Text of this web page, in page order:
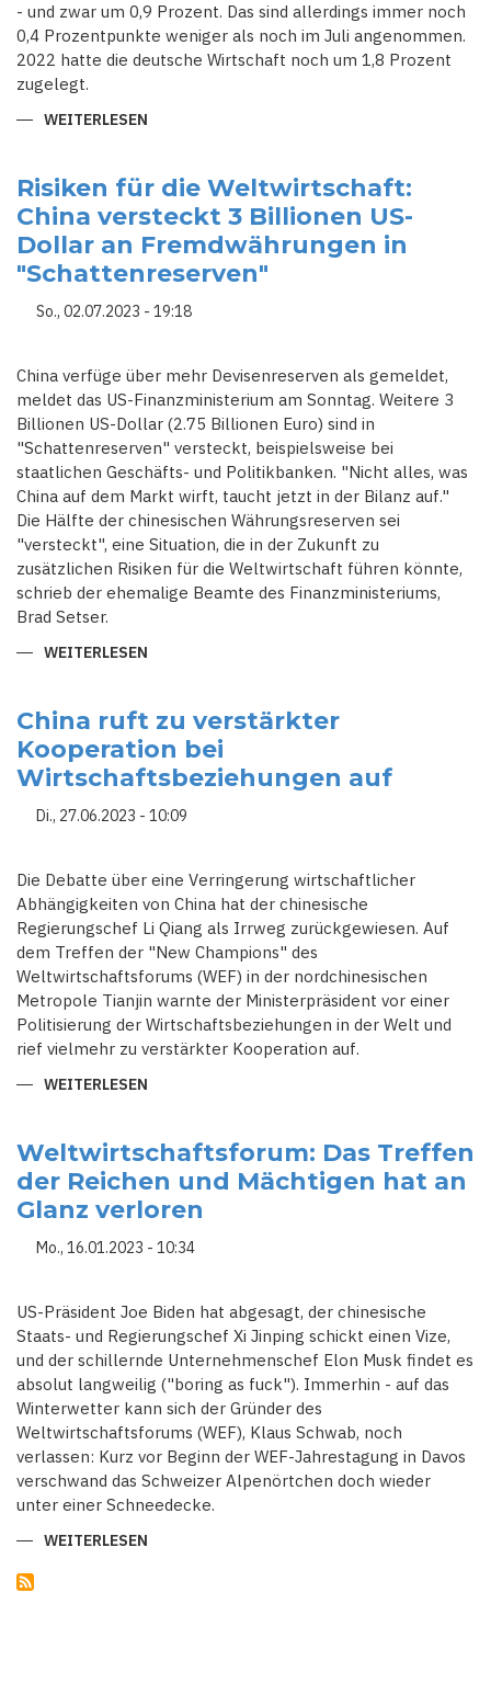
- und zwar um 0,9 Prozent. Das sind allerdings immer noch
0,4 Prozentpunkte weniger als noch im Juli angenommen.
2022 hatte die deutsche Wirtschaft noch um 1,8 Prozent
zugelegt.
WEITERLESEN
SCHRUMPFT
UM
0,5
PROZENT
-
WELTWIRTSCHAFT
ERHOLT
SICH
NUR
LANGSAM
Risiken für die Weltwirtschaft:
China versteckt 3 Billionen US-
Dollar an Fremdwährungen in
"Schattenreserven"
So., 02.07.2023 - 19:18
China verfüge über mehr Devisenreserven als gemeldet,
meldet das US-Finanzministerium am Sonntag. Weitere 3
Billionen US-Dollar (2.75 Billionen Euro) sind in
"Schattenreserven" versteckt, beispielsweise bei
staatlichen Geschäfts- und Politikbanken. "Nicht alles, was
China auf dem Markt wirft, taucht jetzt in der Bilanz auf."
Die Hälfte der chinesischen Währungsreserven sei
"versteckt", eine Situation, die in der Zukunft zu
zusätzlichen Risiken für die Weltwirtschaft führen könnte,
schrieb der ehemalige Beamte des Finanzministeriums,
Brad Setser.
WEITERLESEN
WELTWIRTSCHAFT:
CHINA
VERSTECKT
3
BILLIONEN
US-
DOLLAR
AN
China ruft zu verstärkter
Kooperation bei
Wirtschaftsbeziehungen auf
Di., 27.06.2023 - 10:09
Die Debatte über eine Verringerung wirtschaftlicher
Abhängigkeiten von China hat der chinesische
Regierungschef Li Qiang als Irrweg zurückgewiesen. Auf
dem Treffen der "New Champions" des
Weltwirtschaftsforums (WEF) in der nordchinesischen
Metropole Tianjin warnte der Ministerpräsident vor einer
Politisierung der Wirtschaftsbeziehungen in der Welt und
rief vielmehr zu verstärkter Kooperation auf.
WEITERLESEN
VERSTÄRKTER
KOOPERATION
BEI
WIRTSCHAFTSBEZIEHUNGEN
AUF
Weltwirtschaftsforum: Das Treffen
der Reichen und Mächtigen hat an
Glanz verloren
Mo., 16.01.2023 - 10:34
US-Präsident Joe Biden hat abgesagt, der chinesische
Staats- und Regierungschef Xi Jinping schickt einen Vize,
und der schillernde Unternehmenschef Elon Musk findet es
absolut langweilig ("boring as fuck"). Immerhin - auf das
Winterwetter kann sich der Gründer des
Weltwirtschaftsforums (WEF), Klaus Schwab, noch
verlassen: Kurz vor Beginn der WEF-Jahrestagung in Davos
verschwand das Schweizer Alpenörtchen doch wieder
unter einer Schneedecke.
WEITERLESEN